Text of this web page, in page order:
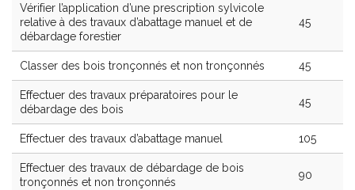
Vérifier l’application d’une prescription sylvicole
relative à des travaux d’abattage manuel et de
débardage forestier
45
Classer des bois tronçonnés et non tronçonnés 45
Effectuer des travaux préparatoires pour le
débardage des bois
45
Effectuer des travaux d’abattage manuel 105
Effectuer des travaux de débardage de bois
tronçonnés et non tronçonnés
90